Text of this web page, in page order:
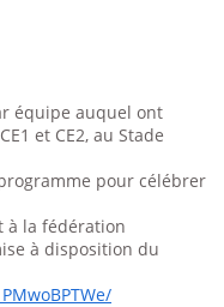
équipe auquel ont
et CE2, au Stade
pour célébrer
à la fédération
à disposition du